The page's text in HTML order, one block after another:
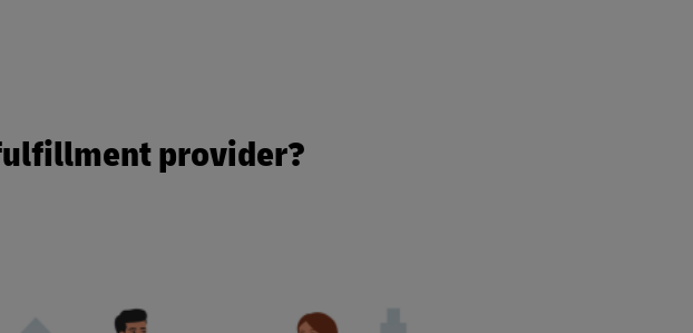
provider?